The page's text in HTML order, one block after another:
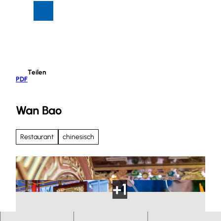
PDF
Teilen
Wan Bao
Restaurant chinesisch